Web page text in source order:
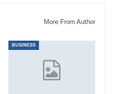
More From Author
BUSINESS